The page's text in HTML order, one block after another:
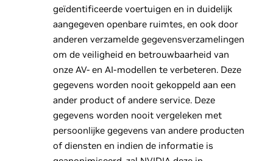
geïdentificeerde voertuigen en in duidelijk
aangegeven openbare ruimtes, en ook door
anderen verzamelde gegevensverzamelingen
om de veiligheid en betrouwbaarheid van
onze AV- en AI-modellen te verbeteren. Deze
gegevens worden nooit gekoppeld aan een
ander product of andere service. Deze
gegevens worden nooit vergeleken met
persoonlijke gegevens van andere producten
of diensten en indien de informatie is